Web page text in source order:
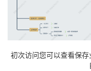
初次访问您可以查看保存